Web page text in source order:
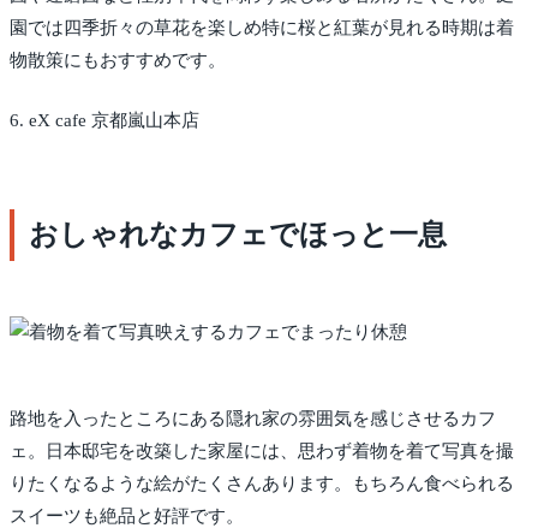
園では四季折々の草花を楽しめ特に桜と紅葉が見れる時期は着
物散策にもおすすめです。
6. eX cafe 京都嵐山本店
おしゃれなカフェでほっと一息
路地を入ったところにある隠れ家の雰囲気を感じさせるカフ
ェ。日本邸宅を改築した家屋には、思わず着物を着て写真を撮
りたくなるような絵がたくさんあります。もちろん食べられる
スイーツも絶品と好評です。